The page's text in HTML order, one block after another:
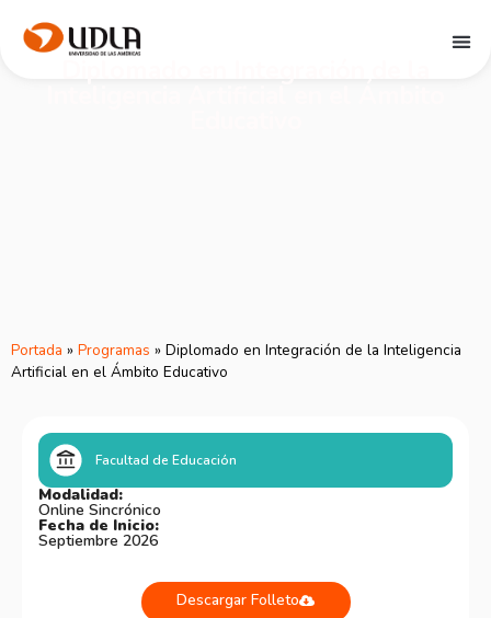
Portada » Programas » Diplomado en Integración de la Inteligencia
Artificial en el Ámbito Educativo
Facultad de Educación
Modalidad:
Online Sincrónico
Fecha de Inicio:
Septiembre 2026
Descargar Folleto